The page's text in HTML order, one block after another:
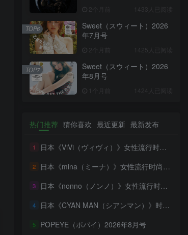
2个月前 1433人已阅读
Sweet（スウィート）2026
年7月号
2个月前 1425人已阅读
TOP6
Sweet（スウィート）2026
年8月号
1个月前 1424人已阅读
TOP7
热门推荐 猜你喜欢 最近更新 最新发布
1 日本《ViVi（ヴィヴィ）》女性流行时尚杂志 PDF电子版【2026年·全年订阅】
2 日本《mina（ミーナ）》女性流行时尚杂志 PDF电子版【2026年·全年订阅】
3 日本《nonno（ノンノ）》女性流行时尚资讯杂志 PDF电子版【2026年·全年订阅】
4 日本《CYAN MAN（シアンマン）》时髦发妆服饰流行杂志 PDF电子版【2026年·全年订阅】
5 POPEYE（ポパイ）2026年8月号